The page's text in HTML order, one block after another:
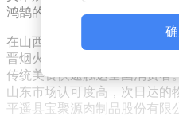
鸿鹄的紫砂系列温润雅致，为
在山西展区，太谷饼的甜香与
晋烟火气。荣欣堂作为中华老
传统美食快速触达全国消费者
山东市场认可度高，次日达的
平遥县宝聚源肉制品股份有限